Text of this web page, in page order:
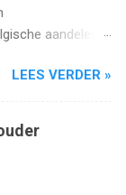
aandelen.
met onder
LEES VERDER »